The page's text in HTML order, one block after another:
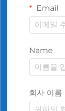
Email
Name
회사 이름